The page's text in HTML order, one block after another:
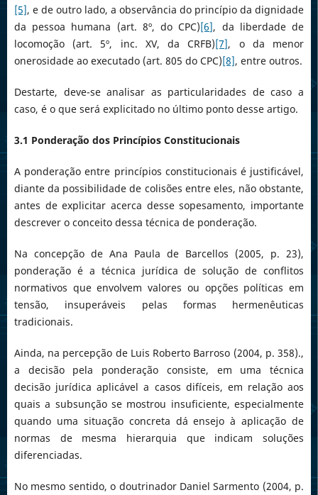
[5], e de outro lado, a observância do princípio da dignidade
da pessoa humana (art. 8º, do CPC)[6], da liberdade de
locomoção (art. 5º, inc. XV, da CRFB)[7], o da menor
onerosidade ao executado (art. 805 do CPC)[8], entre outros.
Destarte, deve-se analisar as particularidades de caso a
caso, é o que será explicitado no último ponto desse artigo.
3.1 Ponderação dos Princípios Constitucionais
A ponderação entre princípios constitucionais é justificável,
diante da possibilidade de colisões entre eles, não obstante,
antes de explicitar acerca desse sopesamento, importante
descrever o conceito dessa técnica de ponderação.
Na concepção de Ana Paula de Barcellos (2005, p. 23),
ponderação é a técnica jurídica de solução de conflitos
normativos que envolvem valores ou opções políticas em
tensão, insuperáveis pelas formas hermenêuticas
tradicionais.
Ainda, na percepção de Luis Roberto Barroso (2004, p. 358).,
a decisão pela ponderação consiste, em uma técnica
decisão jurídica aplicável a casos difíceis, em relação aos
quais a subsunção se mostrou insuficiente, especialmente
quando uma situação concreta dá ensejo à aplicação de
normas de mesma hierarquia que indicam soluções
diferenciadas.
No mesmo sentido, o doutrinador Daniel Sarmento (2004, p.